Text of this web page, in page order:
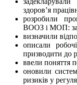
здоров’я
розробили
ВООЗ і МОП:
визначили
описали
призводити до
ввели поняття
оновили
ризиків у